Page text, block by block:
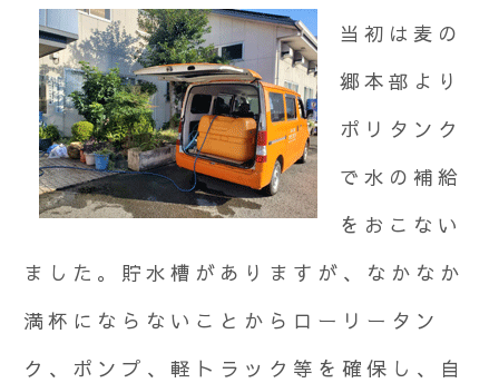
当初は麦の
郷本部より
ポリタンク
で水の補給
をおこない
ました。貯水槽がありますが、なかなか
満杯にならないことからローリータン
ク、ポンプ、軽トラック等を確保し、自